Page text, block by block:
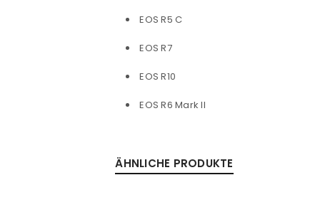
EOS R5 C
EOS R7
EOS R10
EOS R6 Mark II
ÄHNLICHE PRODUKTE